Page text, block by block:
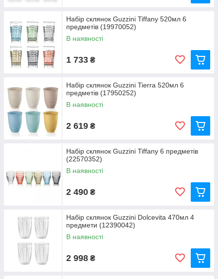
Набір склянок Guzzini Tiffany 520мл 6
предметів (19970052)
В наявності
1 733 ₴
Набір склянок Guzzini Tierra 520мл 6
предметів (17950252)
В наявності
2 619 ₴
Набір склянок Guzzini Tiffany 6 предметів
(22570352)
В наявності
2 490 ₴
Набір склянок Guzzini Dolcevita 470мл 4
предмети (12390042)
В наявності
2 998 ₴